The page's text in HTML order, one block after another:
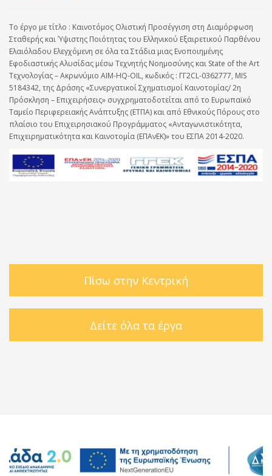
Το έργο με τίτλο : Καινοτόμος Ολιστική Προσέγγιση στη Διαμόρφωση
Σταθερής και Ύψιστης Ποιότητας του Ελληνικού Εξαιρετικού Παρθένου
Ελαιόλαδου Ελεγχόμενη σε όλα τα Στάδια μιας Ενοποιημένης
Εφοδιαστικής Αλυσίδας μέσω Τεχνητής Νοημοσύνης και State of the Art
Τεχνολογίας – Ακρωνύμιο AIM-HQ-OIL, κωδικός : ΓΓ2CL-0362777, MIS
5184342, της Δράσης «Συνεργατικοί Σχηματισμοί Καινοτομίας/ 2η
Πρόσκληση – Επιχειρήσεις» συγχρηματοδοτείται από το Ευρωπαϊκό
Ταμείο Περιφερειακής Ανάπτυξης (ΕΤΠΑ) και από Εθνικούς Πόρους στο
πλαίσιο του Επιχειρησιακού Προγράμματος «Ανταγωνιστικότητα,
Επιχειρηματικότητα και Καινοτομία (ΕΠΑνΕΚ)» του ΕΣΠΑ 2014-2020.
Πίσω στην Κεντρική
Δείτε όλα τα έργα